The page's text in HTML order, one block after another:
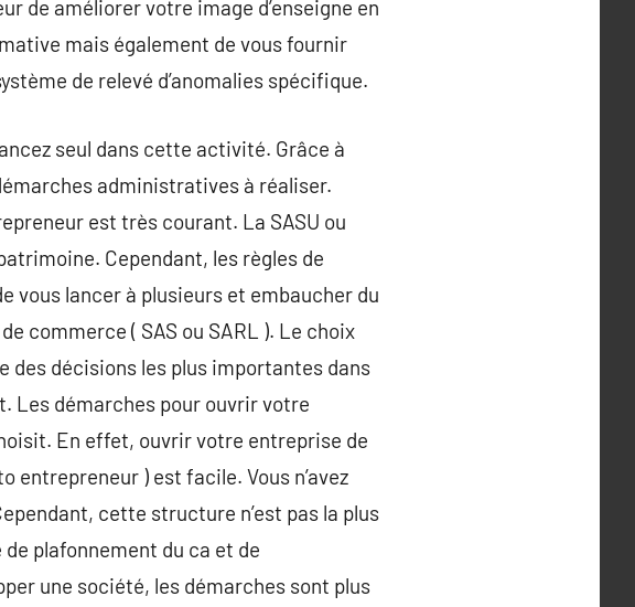
de améliorer votre image d’enseigne en
mais également de vous fournir
de relevé d’anomalies spécifique.
seul dans cette activité. Grâce à
administratives à réaliser.
est très courant. La SASU ou
Cependant, les règles de
vous lancer à plusieurs et embaucher du
commerce ( SAS ou SARL ). Le choix
des décisions les plus importantes dans
Les démarches pour ouvrir votre
En effet, ouvrir votre entreprise de
entrepreneur ) est facile. Vous n’avez
cette structure n’est pas la plus
plafonnement du ca et de
une société, les démarches sont plus